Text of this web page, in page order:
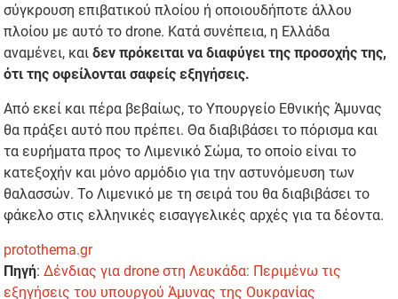
σύγκρουση επιβατικού πλοίου ή οποιουδήποτε άλλου
πλοίου με αυτό το drone. Κατά συνέπεια, η Ελλάδα
αναμένει, και δεν πρόκειται να διαφύγει της προσοχής της,
ότι της οφείλονται σαφείς εξηγήσεις.
Από εκεί και πέρα βεβαίως, το Υπουργείο Εθνικής Άμυνας
θα πράξει αυτό που πρέπει. Θα διαβιβάσει το πόρισμα και
τα ευρήματα προς το Λιμενικό Σώμα, το οποίο είναι το
κατεξοχήν και μόνο αρμόδιο για την αστυνόμευση των
θαλασσών. Το Λιμενικό με τη σειρά του θα διαβιβάσει το
φάκελο στις ελληνικές εισαγγελικές αρχές για τα δέοντα.
protothema.gr
Πηγή:Δένδιας για drone στη Λευκάδα: Περιμένω τις
εξηγήσεις του υπουργού Άμυνας της Ουκρανίας